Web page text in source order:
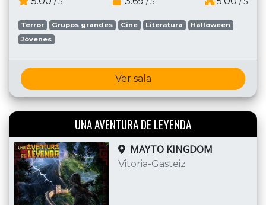
Terror Grupos grandes Cine Literatura
Halloween
Jóvenes
Ver sala
UNA AVENTURA DE LEYENDA
MAYTO KINGDOM
Vitoria-Gasteiz